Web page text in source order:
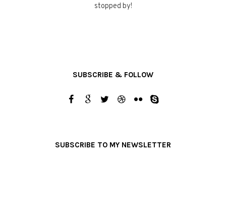
stopped by!
SUBSCRIBE & FOLLOW
SUBSCRIBE TO MY NEWSLETTER